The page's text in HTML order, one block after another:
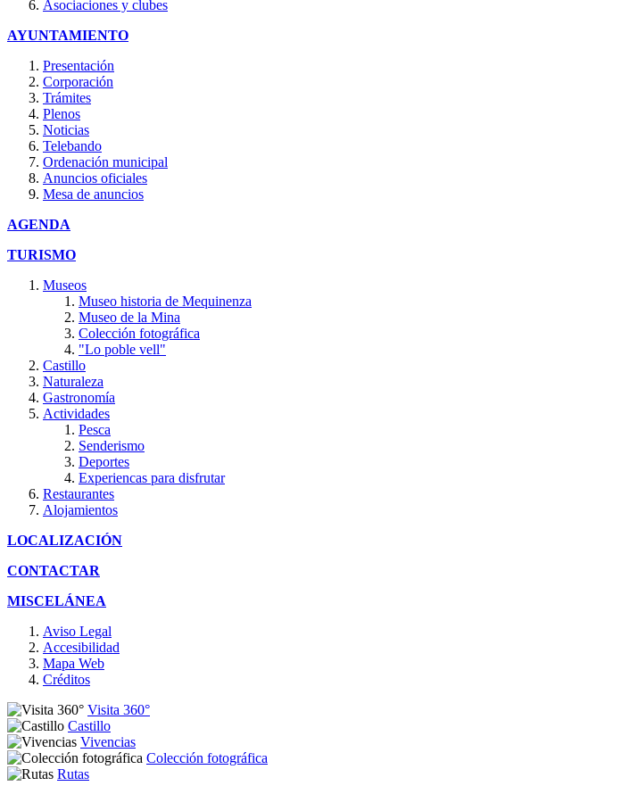
Asociaciones y clubes
AYUNTAMIENTO
Presentación
Corporación
Trámites
Plenos
Noticias
Telebando
Ordenación municipal
Anuncios oficiales
Mesa de anuncios
AGENDA
TURISMO
Museos
Museo historia de Mequinenza
Museo de la Mina
Colección fotográfica
"Lo poble vell"
Castillo
Naturaleza
Gastronomía
Actividades
Pesca
Senderismo
Deportes
Experiencas para disfrutar
Restaurantes
Alojamientos
LOCALIZACIÓN
CONTACTAR
MISCELÁNEA
Aviso Legal
Accesibilidad
Mapa Web
Créditos
Visita 360°
Castillo
Vivencias
Colección fotográfica
Rutas